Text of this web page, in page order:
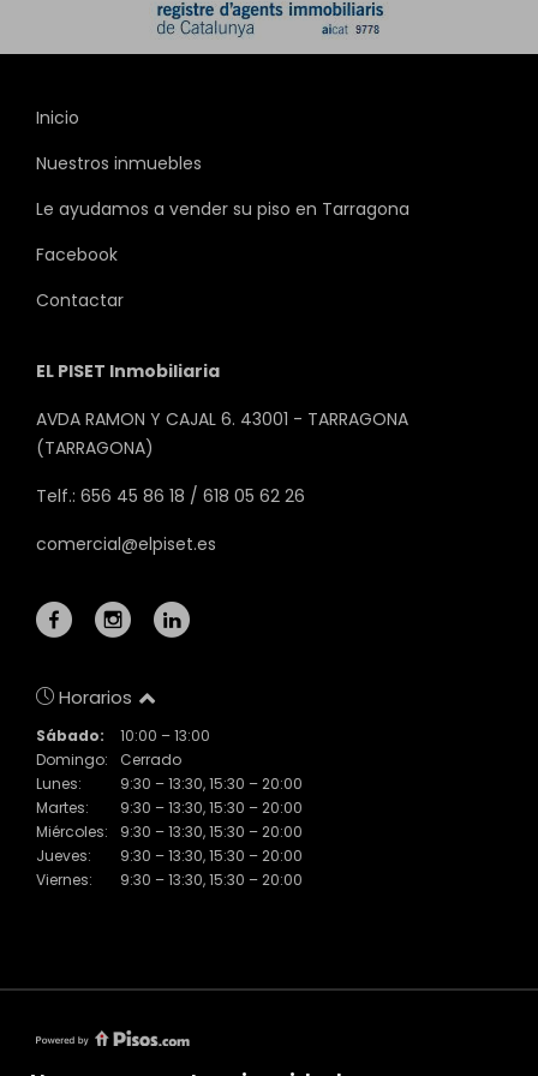
Inicio
Nuestros inmuebles
Le ayudamos a vender su piso en Tarragona
Facebook
Contactar
EL PISET Inmobiliaria
AVDA RAMON Y CAJAL 6. 43001 - TARRAGONA
(TARRAGONA)
Telf.: 656 45 86 18 / 618 05 62 26
comercial@elpiset.es
Horarios
Sábado:
10:00 – 13:00
Domingo:
Cerrado
Lunes:
9:30 – 13:30, 15:30 – 20:00
Martes:
9:30 – 13:30, 15:30 – 20:00
Miércoles:
9:30 – 13:30, 15:30 – 20:00
Jueves:
9:30 – 13:30, 15:30 – 20:00
Viernes:
9:30 – 13:30, 15:30 – 20:00